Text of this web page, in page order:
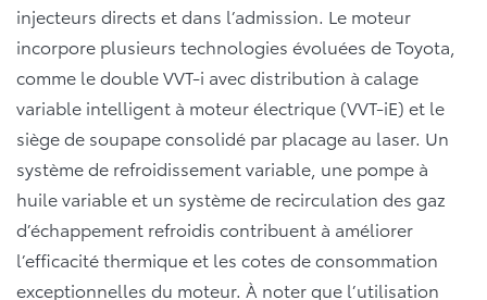
injecteurs directs et dans l’admission. Le moteur
incorpore plusieurs technologies évoluées de Toyota,
comme le double VVT-i avec distribution à calage
variable intelligent à moteur électrique (VVT-iE) et le
siège de soupape consolidé par placage au laser. Un
système de refroidissement variable, une pompe à
huile variable et un système de recirculation des gaz
d’échappement refroidis contribuent à améliorer
l’efficacité thermique et les cotes de consommation
exceptionnelles du moteur. À noter que l’utilisation